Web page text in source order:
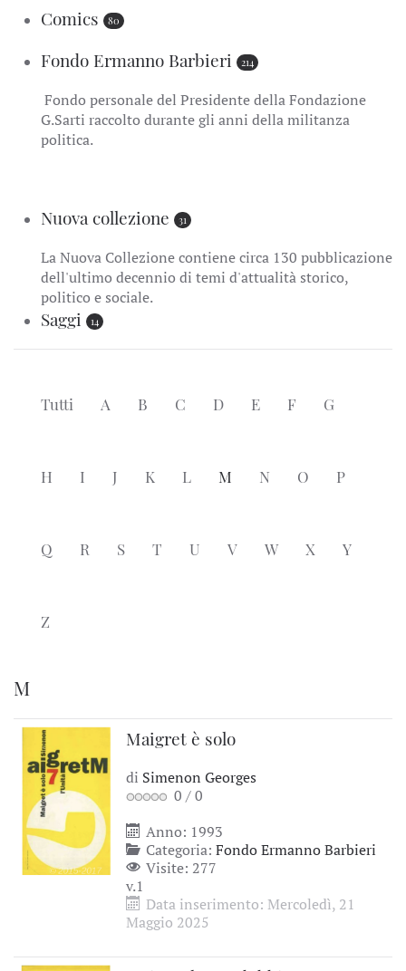
Comics 80
Fondo Ermanno Barbieri 214
Fondo personale del Presidente della Fondazione
G.Sarti raccolto durante gli anni della militanza
politica.
Nuova collezione 31
La Nuova Collezione contiene circa 130 pubblicazione
dell'ultimo decennio di temi d'attualità storico,
politico e sociale.
Saggi 14
Tutti A B C D E F G
H I J K L M N O P
Q R S T U V W X Y
Z
M
Maigret è solo
di Simenon Georges
0 /0
Anno: 1993
Categoria: Fondo Ermanno Barbieri
Visite: 277
v.1
Data inserimento: Mercoledì, 21
Maggio 2025